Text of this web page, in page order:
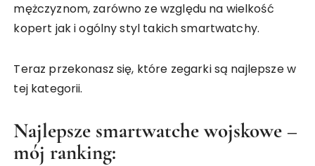
mężczyznom, zarówno ze względu na wielkość
kopert jak i ogólny styl takich smartwatchy.
Teraz przekonasz się, które zegarki są najlepsze w
tej kategorii.
Najlepsze smartwatche wojskowe –
mój ranking: